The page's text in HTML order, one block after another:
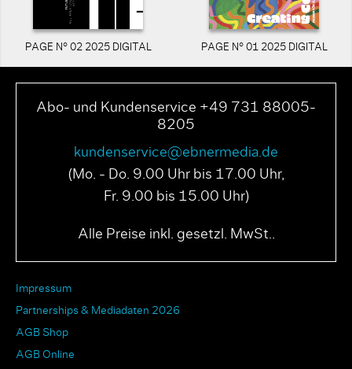
PAGE N° 02 2025 DIGITAL PAGE N° 01 2025 DIGITAL
Abo- und Kundenservice +49 731 88005-
8205
kundenservice@ebnermedia.de
(Mo. - Do. 9.00 Uhr bis 17.00 Uhr,
Fr. 9.00 bis 15.00 Uhr)
Alle Preise inkl. gesetzl. MwSt..
Impressum
Partnerships & Mediadaten 2026
AGB Shop
AGB Online